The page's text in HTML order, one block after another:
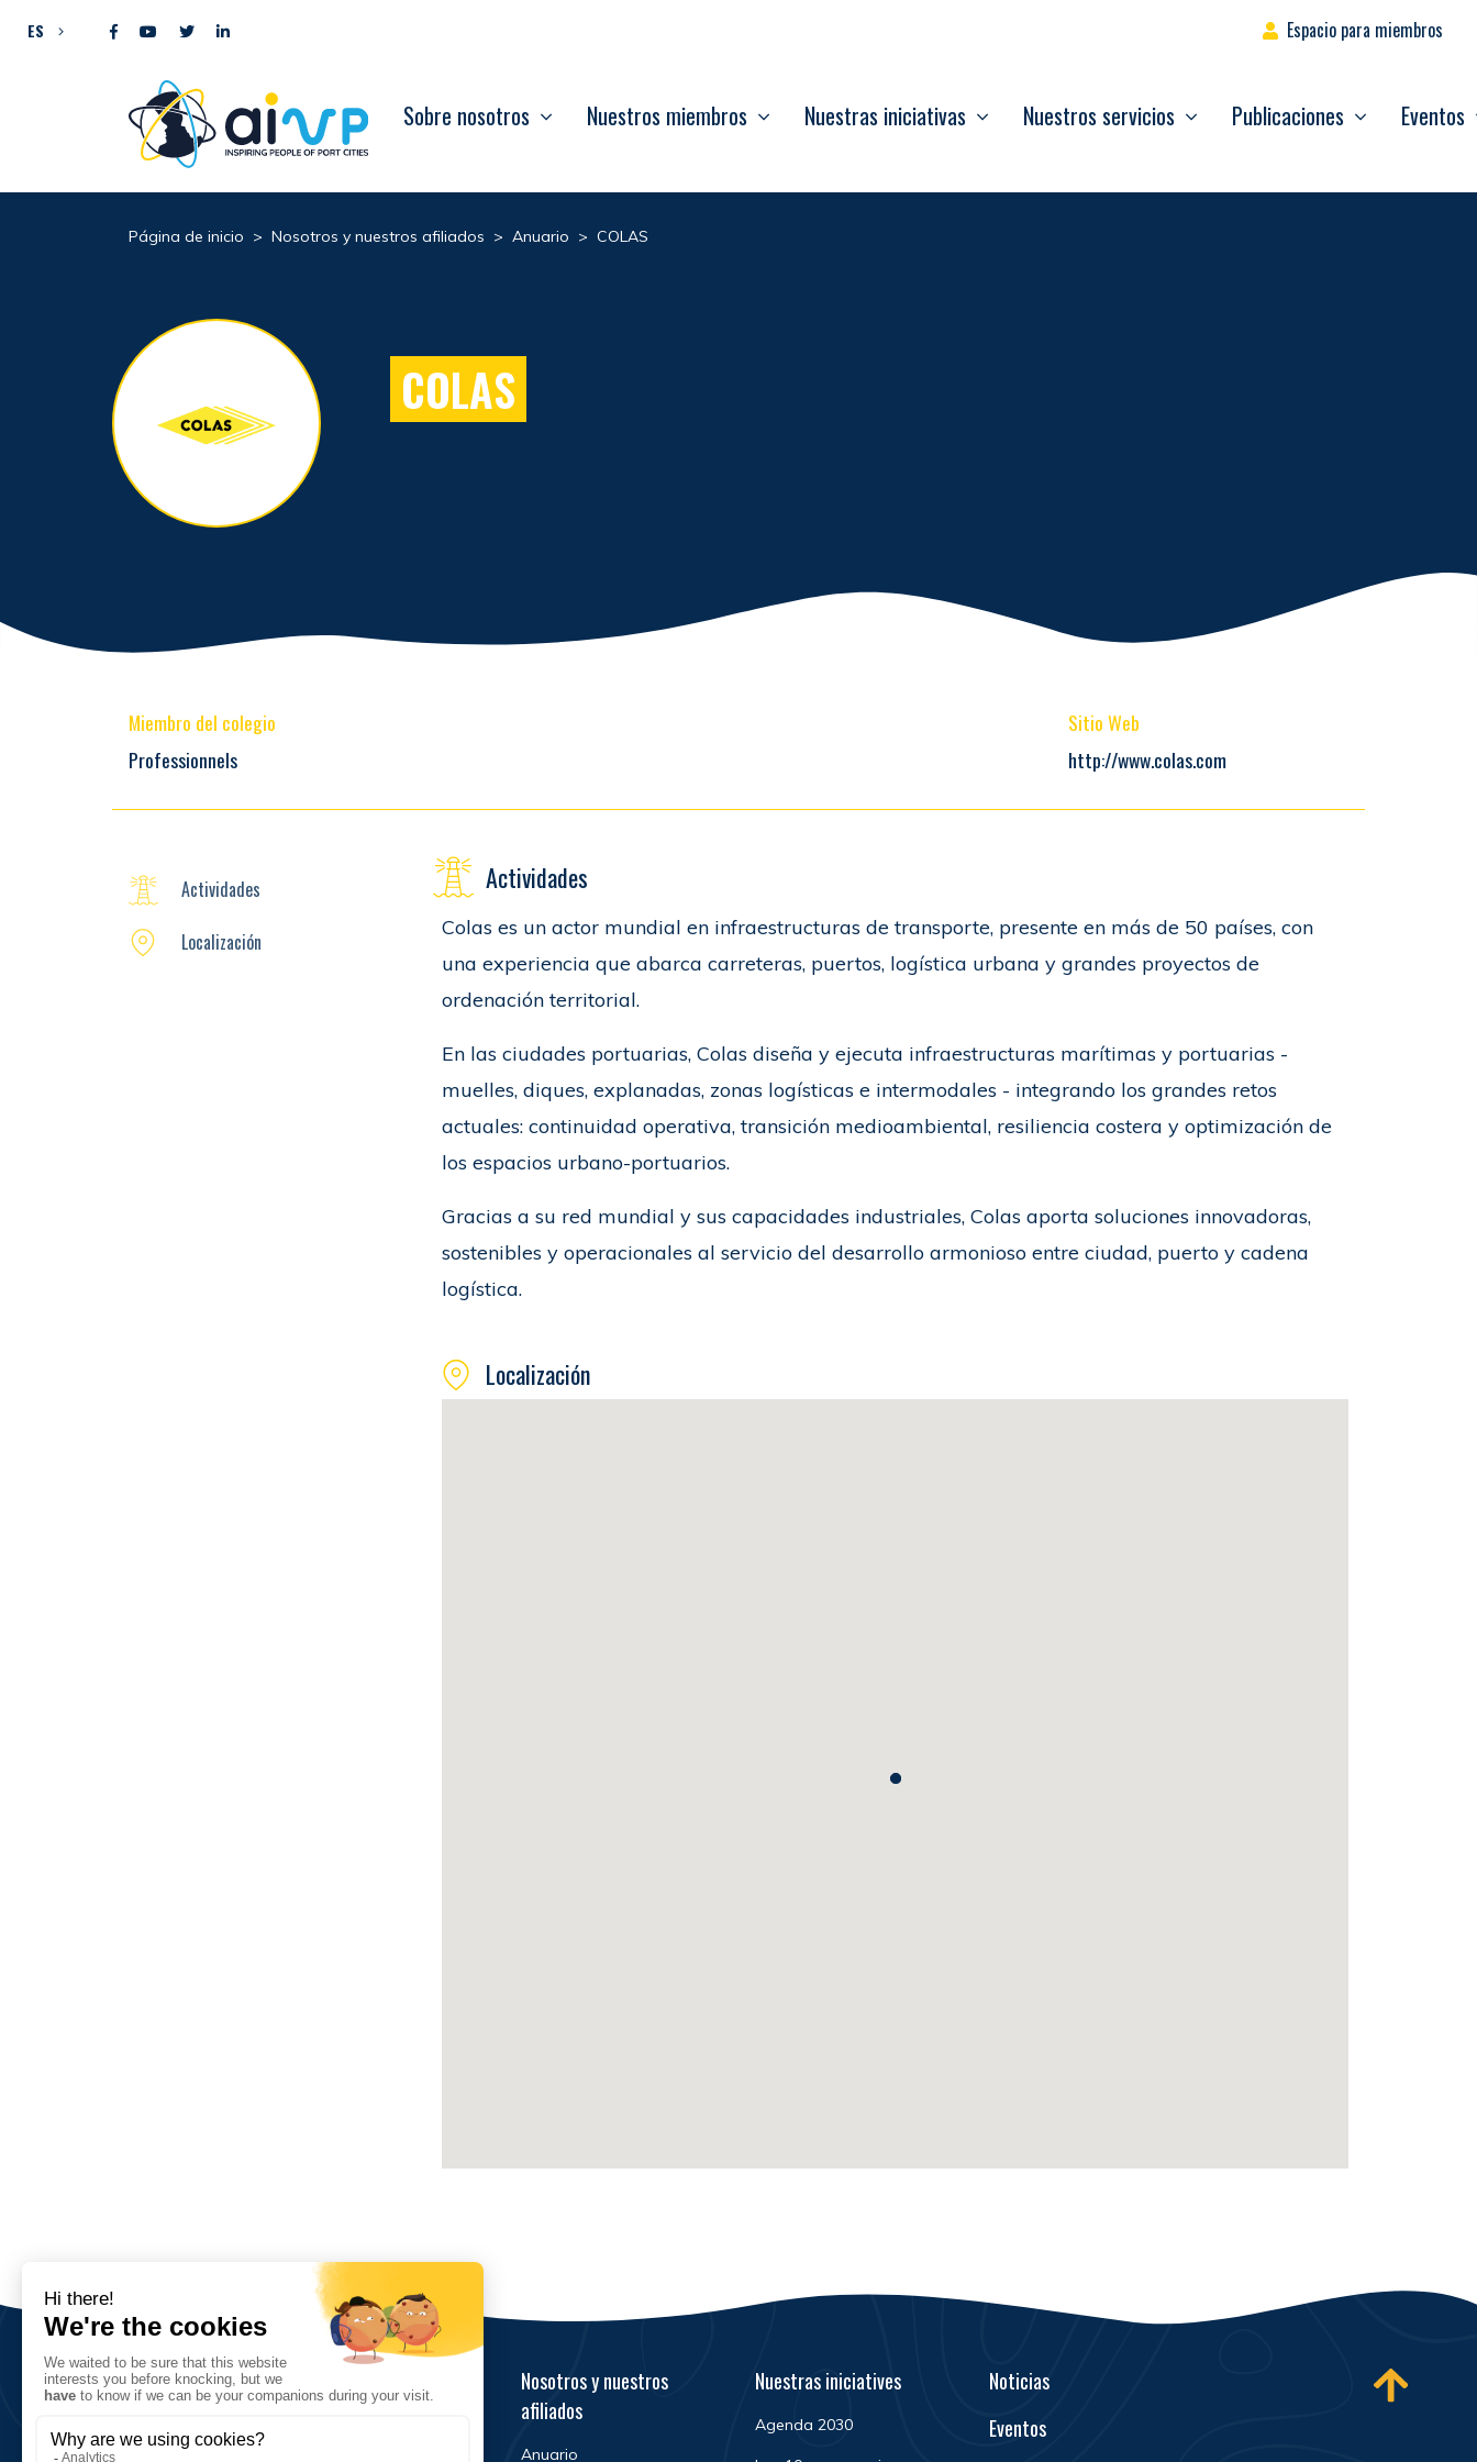
ES Espacio para miembros
Sobre nosotros Nuestros miembros Nuestras iniciativas Nuestros servicios Publicaciones Eventos
Página de inicio > Nosotros y nuestros afiliados > Anuario > COLAS
COLAS
Miembro del colegio
Professionnels
Sitio Web
http://www.colas.com
Actividades
Colas es un actor mundial en infraestructuras de transporte, presente en más de 50 países, con
una experiencia que abarca carreteras, puertos, logística urbana y grandes proyectos de
ordenación territorial.
En las ciudades portuarias, Colas diseña y ejecuta infraestructuras marítimas y portuarias -
muelles, diques, explanadas, zonas logísticas e intermodales - integrando los grandes retos
actuales: continuidad operativa, transición medioambiental, resiliencia costera y optimización de
los espacios urbano-portuarios.
Gracias a su red mundial y sus capacidades industriales, Colas aporta soluciones innovadoras,
sostenibles y operacionales al servicio del desarrollo armonioso entre ciudad, puerto y cadena
logística.
Localización
Actividades
Localización
Nosotros y nuestros
afiliados
Anuario
Nuestras iniciatives
Agenda 2030
Noticias
Eventos